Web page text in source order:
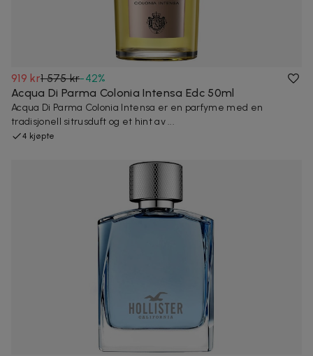
919 kr1 575 kr-42%
Acqua Di Parma Colonia Intensa Edc 50ml
Acqua Di Parma Colonia Intensa er en parfyme med en
tradisjonell sitrusduft og et hint av ...
4 kjøpte